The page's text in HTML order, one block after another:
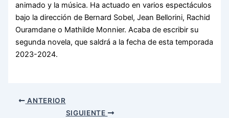
animado y la música. Ha actuado en varios espectáculos
bajo la dirección de Bernard Sobel, Jean Bellorini, Rachid
Ouramdane o Mathilde Monnier. Acaba de escribir su
segunda novela, que saldrá a la fecha de esta temporada
2023-2024.
ANTERIOR
SIGUIENTE